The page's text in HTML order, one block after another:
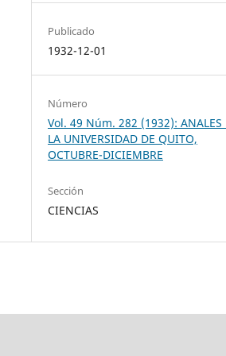
Publicado
1932-12-01
Número
Vol. 49 Núm. 282 (1932): ANALES
LA UNIVERSIDAD DE QUITO,
OCTUBRE-DICIEMBRE
Sección
CIENCIAS